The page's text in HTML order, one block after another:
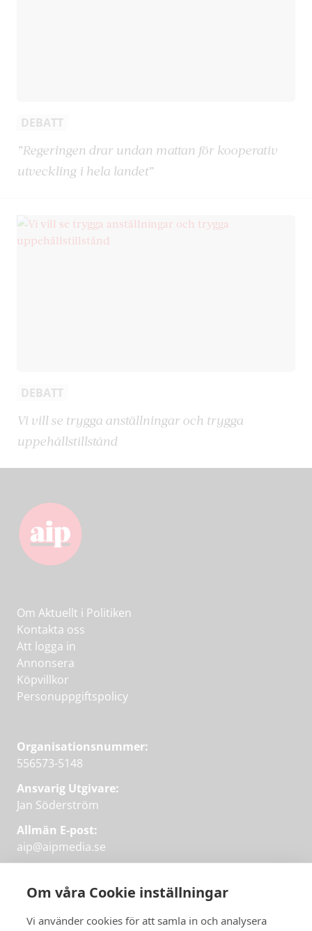
Om våra Cookie inställningar
Vi använder cookies för att samla in och analysera
DEBATT
”Regeringen drar undan mattan för kooperativ
utveckling i hela landet”
DEBATT
Vi vill se trygga anställningar och trygga
uppehållstillstånd
Om Aktuellt i Politiken
Kontakta oss
Att logga in
Annonsera
Köpvillkor
Personuppgiftspolicy
Organisationsnummer:
556573-5148
Ansvarig Utgivare:
Jan Söderström
Allmän E-post:
aip@aipmedia.se
aip@flowyinfo.seeller 08-1210 60 40.
Instagram
LinkedIn
Twitter
Facebook